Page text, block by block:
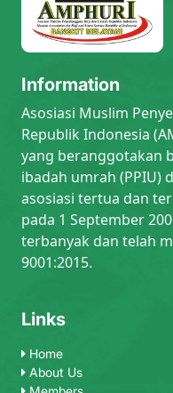
Information
Asosiasi Muslim
Republik Indonesia
yang beranggotakan
ibadah umrah (PPIU)
asosiasi tertua dan
pada 1 September
terbanyak dan telah
9001:2015.
Links
Home
About Us